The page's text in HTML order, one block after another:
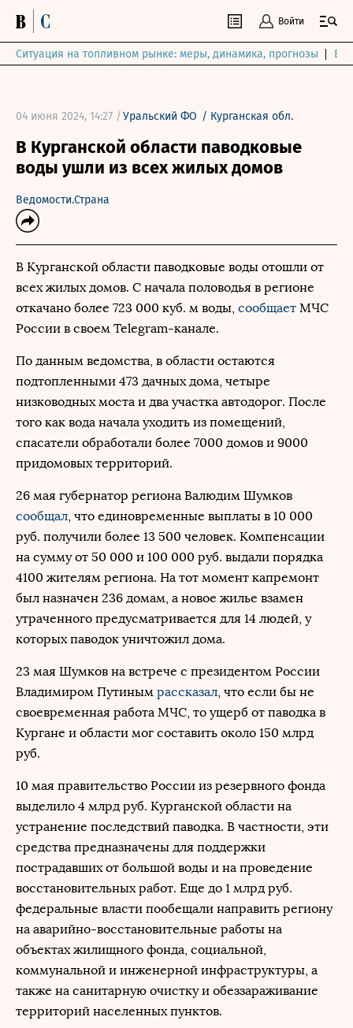
Войти
Ситуация на топливном рынке: меры, динамика, прогнозы
04 июня 2024, 14:27 /Уральский ФО / Курганская обл.
В Курганской области паводковые
воды ушли из всех жилых домов
Ведомости.Страна
В Курганской области паводковые воды отошли от
всех жилых домов. С начала половодья в регионе
откачано более 723 000 куб. м воды, сообщает МЧС
России в своем Telegram-канале.
По данным ведомства, в области остаются
подтопленными 473 дачных дома, четыре
низководных моста и два участка автодорог. После
того как вода начала уходить из помещений,
спасатели обработали более 7000 домов и 9000
придомовых территорий.
26 мая губернатор региона Валюдим Шумков
сообщал, что единовременные выплаты в 10 000
руб. получили более 13 500 человек. Компенсации
на сумму от 50 000 и 100 000 руб. выдали порядка
4100 жителям региона. На тот момент капремонт
был назначен 236 домам, а новое жилье взамен
утраченного предусматривается для 14 людей, у
которых паводок уничтожил дома.
23 мая Шумков на встрече с президентом России
Владимиром Путиным рассказал, что если бы не
своевременная работа МЧС, то ущерб от паводка в
Кургане и области мог составить около 150 млрд
руб.
10 мая правительство России из резервного фонда
выделило 4 млрд руб. Курганской области на
устранение последствий паводка. В частности, эти
средства предназначены для поддержки
пострадавших от большой воды и на проведение
восстановительных работ. Еще до 1 млрд руб.
федеральные власти пообещали направить региону
на аварийно-восстановительные работы на
объектах жилищного фонда, социальной,
коммунальной и инженерной инфраструктуры, а
также на санитарную очистку и обеззараживание
территорий населенных пунктов.